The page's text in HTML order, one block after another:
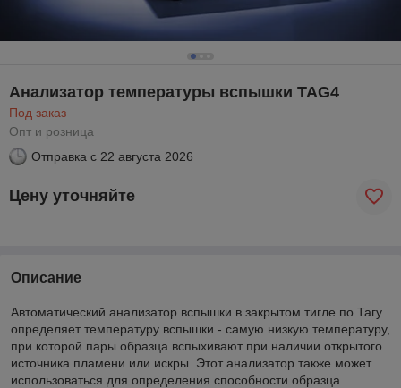
Анализатор температуры вспышки TAG4
Под заказ
Опт и розница
Отправка с 22 августа 2026
Цену уточняйте
Описание
Автоматический анализатор вспышки в закрытом тигле по Тагу
определяет температуру вспышки - самую низкую температуру,
при которой пары образца вспыхивают при наличии открытого
источника пламени или искры. Этот анализатор также может
использоваться для определения способности образца